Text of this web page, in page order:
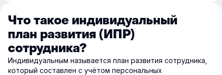
Что такое индивидуальный
план развития (ИПР)
сотрудника?
Индивидуальным называется план развития сотрудника,
который составлен с учётом персональных